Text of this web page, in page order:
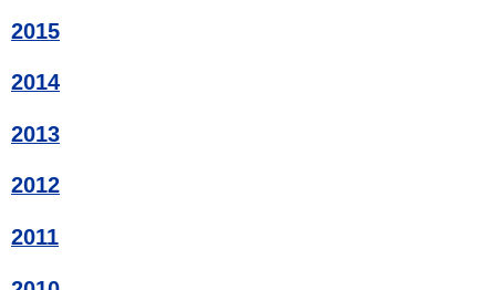
2015
2014
2013
2012
2011